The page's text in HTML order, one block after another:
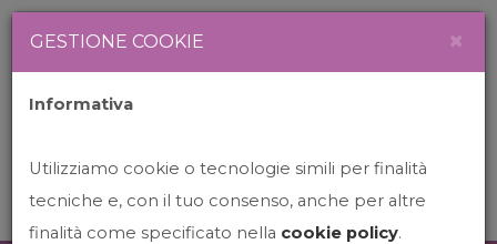
GESTIONE COOKIE ×
Informativa
Utilizziamo cookie o tecnologie simili per finalità
tecniche e, con il tuo consenso, anche per altre
finalità come specificato nella cookie policy.